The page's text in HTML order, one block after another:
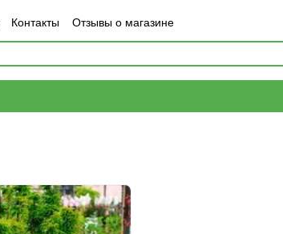
Контакты Отзывы о магазине